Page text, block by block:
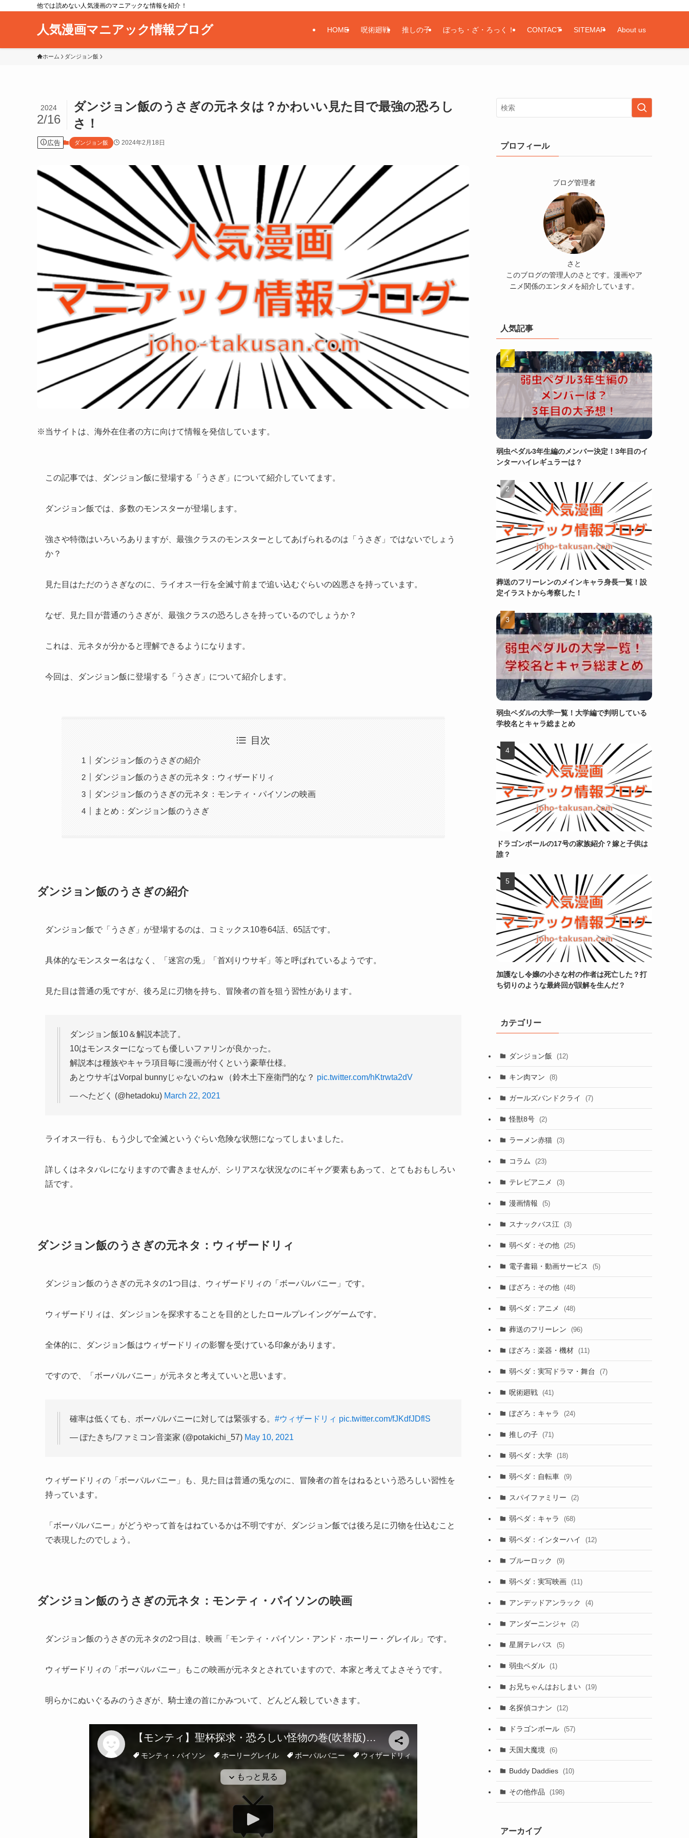
他では読めない人気漫画のマニアックな情報を紹介！
人気漫画マニアック情報ブログ HOME 呪術廻戦 推しの子 ぼっち・ざ・ろっく！ CONTACT SITEMAP About us
ホーム ダンジョン飯
ダンジョン飯のうさぎの元ネタは？かわいい見た目で最強の恐ろし
さ！
2024
2/16
広告 ダンジョン飯 2024年2月18日
※当サイトは、海外在住者の方に向けて情報を発信しています。
この記事では、ダンジョン飯に登場する「うさぎ」について紹介していてます。
ダンジョン飯では、多数のモンスターが登場します。
強さや特徴はいろいろありますが、最強クラスのモンスターとしてあげられるのは「うさぎ」ではないでしょう
か？
見た目はただのうさぎなのに、ライオス一行を全滅寸前まで追い込むぐらいの凶悪さを持っています。
なぜ、見た目が普通のうさぎが、最強クラスの恐ろしさを持っているのでしょうか？
これは、元ネタが分かると理解できるようになります。
今回は、ダンジョン飯に登場する「うさぎ」について紹介します。
目次
ダンジョン飯のうさぎの紹介
ダンジョン飯のうさぎの元ネタ：ウィザードリィ
ダンジョン飯のうさぎの元ネタ：モンティ・パイソンの映画
まとめ：ダンジョン飯のうさぎ
ダンジョン飯のうさぎの紹介
ダンジョン飯で「うさぎ」が登場するのは、コミックス10巻64話、65話です。
具体的なモンスター名はなく、「迷宮の兎」「首刈りウサギ」等と呼ばれているようです。
見た目は普通の兎ですが、後ろ足に刃物を持ち、冒険者の首を狙う習性があります。
ダンジョン飯10＆解説本読了。
10はモンスターになっても優しいファリンが良かった。
解説本は種族やキャラ項目毎に漫画が付くという豪華仕様。
あとウサギはVorpal bunnyじゃないのねｗ（鈴木土下座衛門的な？ pic.twitter.com/hKtrwta2dV
— へたどく (@hetadoku) March 22, 2021
ライオス一行も、もう少しで全滅というぐらい危険な状態になってしまいました。
詳しくはネタバレになりますので書きませんが、シリアスな状況なのにギャグ要素もあって、とてもおもしろい
話です。
ダンジョン飯のうさぎの元ネタ：ウィザードリィ
ダンジョン飯のうさぎの元ネタの1つ目は、ウィザードリィの「ボーパルバニー」です。
ウィザードリィは、ダンジョンを探求することを目的としたロールプレイングゲームです。
全体的に、ダンジョン飯はウィザードリィの影響を受けている印象があります。
ですので、「ボーパルバニー」が元ネタと考えていいと思います。
確率は低くても、ボーパルバニーに対しては緊張する。 #ウィザードリィ pic.twitter.com/fJKdfJDflS
— ぽたきち/ファミコン音楽家 (@potakichi_57) May 10, 2021
ウィザードリィの「ボーパルバニー」も、見た目は普通の兎なのに、冒険者の首をはねるという恐ろしい習性を
持っています。
「ボーパルバニー」がどうやって首をはねているかは不明ですが、ダンジョン飯では後ろ足に刃物を仕込むこと
で表現したのでしょう。
ダンジョン飯のうさぎの元ネタ：モンティ・パイソンの映画
ダンジョン飯のうさぎの元ネタの2つ目は、映画「モンティ・パイソン・アンド・ホーリー・グレイル」です。
ウィザードリィの「ボーパルバニー」もこの映画が元ネタとされていますので、本家と考えてよさそうです。
明らかにぬいぐるみのうさぎが、騎士達の首にかみついて、どんどん殺していきます。
プロフィール
ブログ管理者
さと
このブログの管理人のさとです。漫画やア
ニメ関係のエンタメを紹介しています。
人気記事
弱虫ペダル3年生編のメンバー決定！3年目のイ
ンターハイレギュラーは？
葬送のフリーレンのメインキャラ身長一覧！設
定イラストから考察した！
弱虫ペダルの大学一覧！大学編で判明している
学校名とキャラ総まとめ
ドラゴンボールの17号の家族紹介？嫁と子供は
誰？
加護なし令嬢の小さな村の作者は死亡した？打
ち切りのような最終回が誤解を生んだ？
カテゴリー
ダンジョン飯 (12)
キン肉マン (8)
ガールズバンドクライ (7)
怪獣8号 (2)
ラーメン赤猫 (3)
コラム (23)
テレビアニメ (3)
漫画情報 (5)
スナックバス江 (3)
弱ペダ：その他 (25)
電子書籍・動画サービス (5)
ぼざろ：その他 (48)
弱ペダ：アニメ (48)
葬送のフリーレン (96)
ぼざろ：楽器・機材 (11)
弱ペダ：実写ドラマ・舞台 (7)
呪術廻戦 (41)
ぼざろ：キャラ (24)
推しの子 (71)
弱ペダ：大学 (18)
弱ペダ：自転車 (9)
スパイファミリー (2)
弱ペダ：キャラ (68)
弱ペダ：インターハイ (12)
ブルーロック (9)
弱ペダ：実写映画 (11)
アンデッドアンラック (4)
アンダーニンジャ (2)
星屑テレパス (5)
弱虫ペダル (1)
お兄ちゃんはおしまい (19)
名探偵コナン (12)
ドラゴンボール (57)
天国大魔境 (6)
Buddy Daddies (10)
その他作品 (198)
アーカイブ